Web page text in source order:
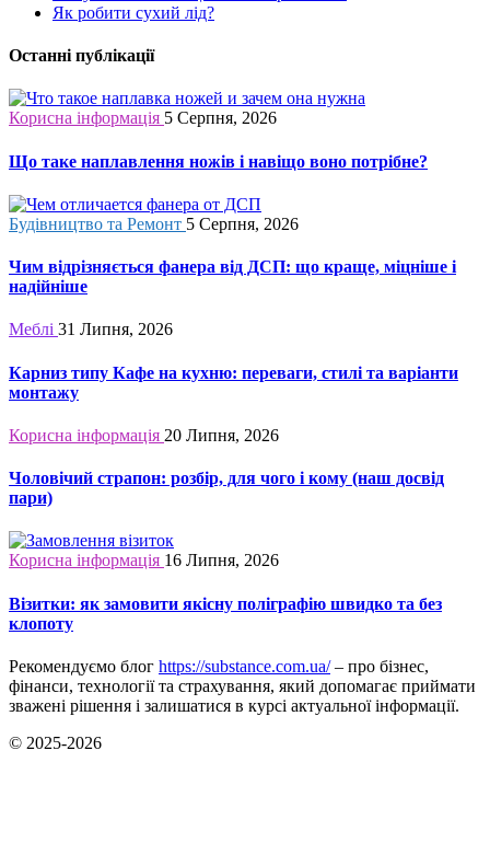
Як робити сухий лід?
Останні публікації
Корисна інформація 5 Серпня, 2026
Що таке наплавлення ножів і навіщо воно потрібне?
Будівництво та Ремонт 5 Серпня, 2026
Чим відрізняється фанера від ДСП: що краще, міцніше і
надійніше
Меблі 31 Липня, 2026
Карниз типу Кафе на кухню: переваги, стилі та варіанти
монтажу
Корисна інформація 20 Липня, 2026
Чоловічий страпон: розбір, для чого і кому (наш досвід
пари)
Корисна інформація 16 Липня, 2026
Візитки: як замовити якісну поліграфію швидко та без
клопоту
Рекомендуємо блог https://substance.com.ua/– про бізнес,
фінанси, технології та страхування, який допомагає приймати
зважені рішення і залишатися в курсі актуальної інформації.
© 2025-2026